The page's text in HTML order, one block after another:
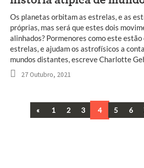
Os planetas orbitam as estrelas, e as
próprias, mas será que estes dois
alinhados? Pormenores como este estão
estrelas, e ajudam os astrofísicos a
mundos distantes, escreve Charlotte
27 Outubro, 2021
Navegação
« Previous
1 2 3 4 5 6